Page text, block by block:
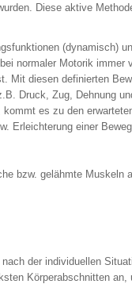
Diese aktive
(dynamisch)
normaler Motorik immer
Mit diesen definierten
Druck, Zug, Dehnung
es zu den
Erleichterung einer
bzw. gelähmte Muskeln
der individuellen
Körperabschnitten